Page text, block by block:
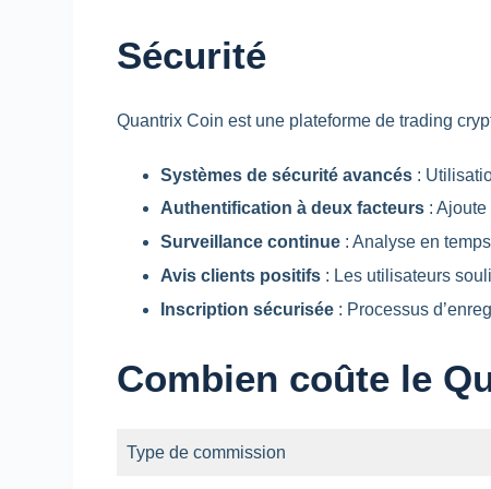
Sécurité
Quantrix Coin est une plateforme de trading
Systèmes de sécurité avancés :
Authentification à deux facteurs :
Surveillance continue : Analyse en
Avis clients positifs : Les utilisateurs
Inscription sécurisée : Processus
Combien coûte le
Type de commission